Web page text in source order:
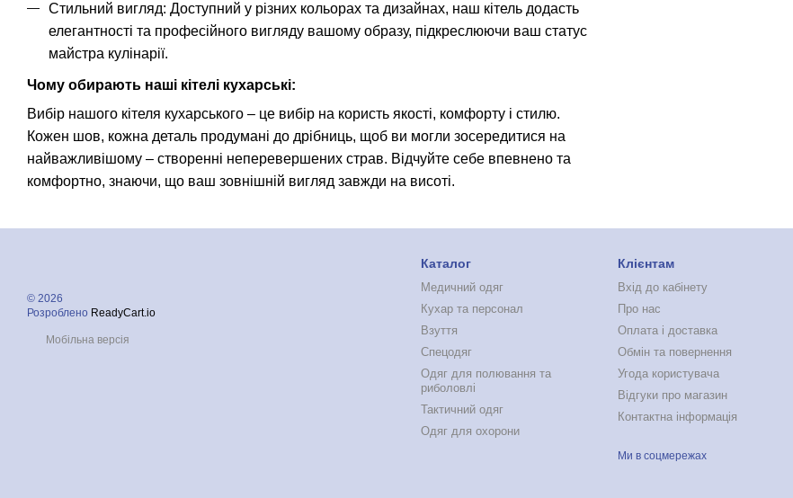
Стильний вигляд: Доступний у різних кольорах та дизайнах, наш кітель додасть
елегантності та професійного вигляду вашому образу, підкреслюючи ваш статус
майстра кулінарії.
Чому обирають наші кітелі кухарські:
Вибір нашого кітеля кухарського – це вибір на користь якості, комфорту і стилю.
Кожен шов, кожна деталь продумані до дрібниць, щоб ви могли зосередитися на
найважливішому – створенні неперевершених страв. Відчуйте себе впевнено та
комфортно, знаючи, що ваш зовнішній вигляд завжди на висоті.
© 2026
Розроблено ReadyCart.io
Мобільна версія
Каталог
Медичний одяг
Кухар та персонал
Взуття
Спецодяг
Одяг для полювання та
риболовлі
Тактичний одяг
Одяг для охорони
Клієнтам
Вхід до кабінету
Про нас
Оплата і доставка
Обмін та повернення
Угода користувача
Відгуки про магазин
Контактна інформація
Ми в соцмережах